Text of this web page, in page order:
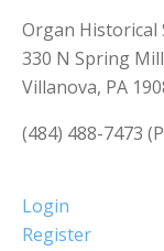
Organ Historical
330 N Spring
Villanova, PA
(484) 488-7473
Login
Register